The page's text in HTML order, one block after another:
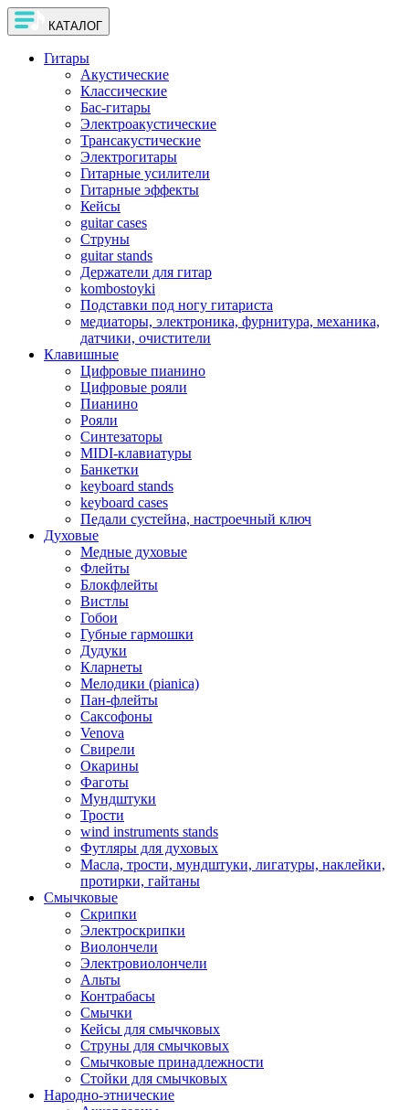
КАТАЛОГ
Гитары
Акустические
Классические
Бас-гитары
Электроакустические
Трансакустические
Электрогитары
Гитарные усилители
Гитарные эффекты
Кейсы
guitar cases
Струны
guitar stands
Держатели для гитар
kombostoyki
Подставки под ногу гитариста
медиаторы, электроника, фурнитура, механика,
датчики, очистители
Клавишные
Цифровые пианино
Цифровые рояли
Пианино
Рояли
Синтезаторы
MIDI-клавиатуры
Банкетки
keyboard stands
keyboard cases
Педали сустейна, настроечный ключ
Духовые
Медные духовые
Флейты
Блокфлейты
Вистлы
Гобои
Губные гармошки
Дудуки
Кларнеты
Мелодики (pianica)
Пан-флейты
Саксофоны
Venova
Свирели
Окарины
Фаготы
Мундштуки
Трости
wind instruments stands
Футляры для духовых
Масла, трости, мундштуки, лигатуры, наклейки,
протирки, гайтаны
Смычковые
Скрипки
Электроскрипки
Виолончели
Электровиолончели
Альты
Контрабасы
Смычки
Кейсы для смычковых
Струны для смычковых
Смычковые принадлежности
Стойки для смычковых
Народно-этнические